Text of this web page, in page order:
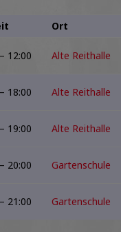
Ort
12:00 Alte Reithalle
18:00 Alte Reithalle
19:00 Alte Reithalle
20:00 Gartenschule
21:00 Gartenschule